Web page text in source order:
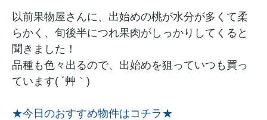
以前果物屋さんに、出始めの桃が水分が多くて柔
らかく、旬後半につれ果肉がしっかりしてくると
聞きました！
品種も色々出るので、出始めを狙っていつも買っ
ています( ´艸｀)
★今日のおすすめ物件はコチラ★